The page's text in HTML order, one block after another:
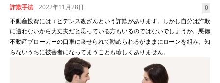
詐欺手法 2022年11月28日 0
不動産投資にはエビデンス改ざんという詐欺があります。しかし自分は詐欺
に遭わないから大丈夫だと思っている方もいるのではないでしょうか。悪徳
不動産ブローカーの口車に乗せられて勧められるがままにローンを組み、知
らないうちに被害者になってまうことも珍しくありません。